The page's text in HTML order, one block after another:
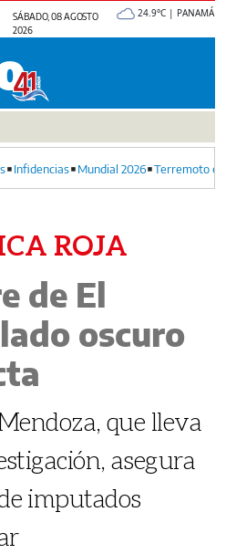
SÁBADO, 08 AGOSTO
2026
24.9°C | PANAMÁ
Infidencias Mundial 2026 Terremoto
ROJA
de El
oscuro
que lleva
asegura
imputados